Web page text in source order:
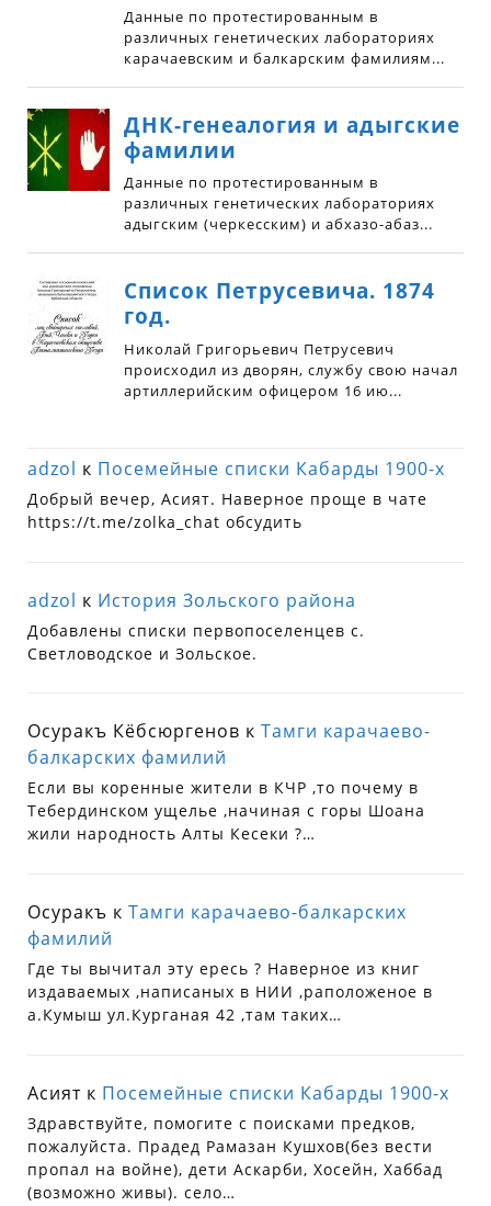
adzol к Посемейные списки Кабарды 1900-х
Добрый вечер, Асият. Наверное проще в чате
https://t.me/zolka_chat обсудить
adzol к История Зольского района
Добавлены списки первопоселенцев с.
Светловодское и Зольское.
Осуракъ Кёбсюргенов кТамги карачаево-
балкарских фамилий
Если вы коренные жители в КЧР ,то почему в
Тебердинском ущелье ,начиная с горы Шоана
жили народность Алты Кесеки ?…
Осуракъ кТамги карачаево-балкарских
фамилий
Где ты вычитал эту ересь ? Наверное из книг
издаваемых ,написаных в НИИ ,раположеное в
а.Кумыш ул.Курганая 42 ,там таких…
Асият к Посемейные списки Кабарды 1900-х
Здравствуйте, помогите с поисками предков,
пожалуйста. Прадед Рамазан Кушхов(без вести
пропал на войне), дети Аскарби, Хосейн, Хаббад
(возможно живы). село…